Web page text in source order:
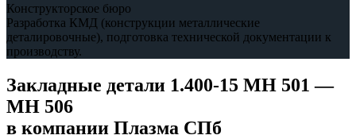
Конструкторское бюро
Разработка КМД (конструкции металлические
деталировочные), подготовка технической документации к
производству.
Закладные детали 1.400-15 МН 501 —
МН 506
в компании Плазма СПб